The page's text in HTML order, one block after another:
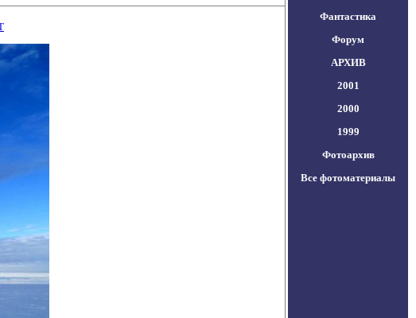
Фантастика
Форум
АРХИВ
2001
2000
1999
Фотоархив
Все фотоматериалы